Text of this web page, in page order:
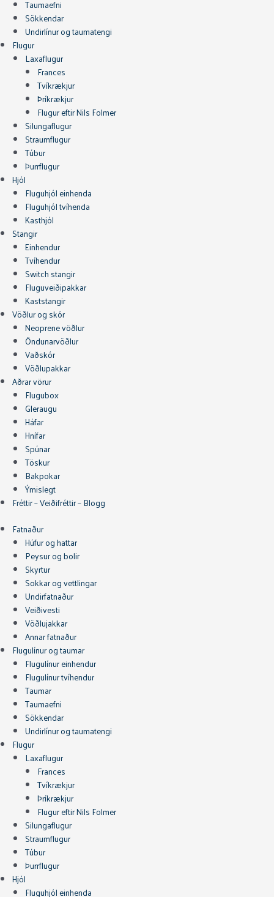
Taumaefni
Sökkendar
Undirlínur og taumatengi
Flugur
Laxaflugur
Frances
Tvíkrækjur
Þríkrækjur
Flugur eftir Nils Folmer
Silungaflugur
Straumflugur
Túbur
Þurrflugur
Hjól
Fluguhjól einhenda
Fluguhjól tvíhenda
Kasthjól
Stangir
Einhendur
Tvíhendur
Switch stangir
Fluguveiðipakkar
Kaststangir
Vöðlur og skór
Neoprene vöðlur
Öndunarvöðlur
Vaðskór
Vöðlupakkar
Aðrar vörur
Flugubox
Gleraugu
Háfar
Hnífar
Spúnar
Töskur
Bakpokar
Ýmislegt
Fréttir – Veiðifréttir – Blogg
Fatnaður
Húfur og hattar
Peysur og bolir
Skyrtur
Sokkar og vettlingar
Undirfatnaður
Veiðivesti
Vöðlujakkar
Annar fatnaður
Flugulínur og taumar
Flugulínur einhendur
Flugulínur tvíhendur
Taumar
Taumaefni
Sökkendar
Undirlínur og taumatengi
Flugur
Laxaflugur
Frances
Tvíkrækjur
Þríkrækjur
Flugur eftir Nils Folmer
Silungaflugur
Straumflugur
Túbur
Þurrflugur
Hjól
Fluguhjól einhenda